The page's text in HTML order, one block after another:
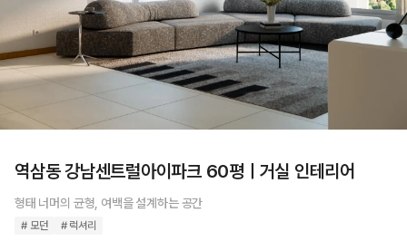
역삼동 강남센트럴아이파크 60평ㅣ거실 인테리어
형태 너머의 균형, 여백을 설계하는 공간
# 모던 # 럭셔리